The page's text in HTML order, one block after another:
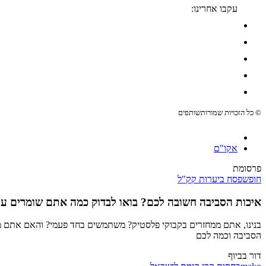
עקבו אחרינו:
© כל הזכויות שמורותשותפים
אקו"ם
פרסומת
חופשפסח ביערות קק"ל
איכות הסביבה חשובה לכם? בואו לבדוק כמה אתם שומרים
הסביבה וכמה לכם
דור בביוף